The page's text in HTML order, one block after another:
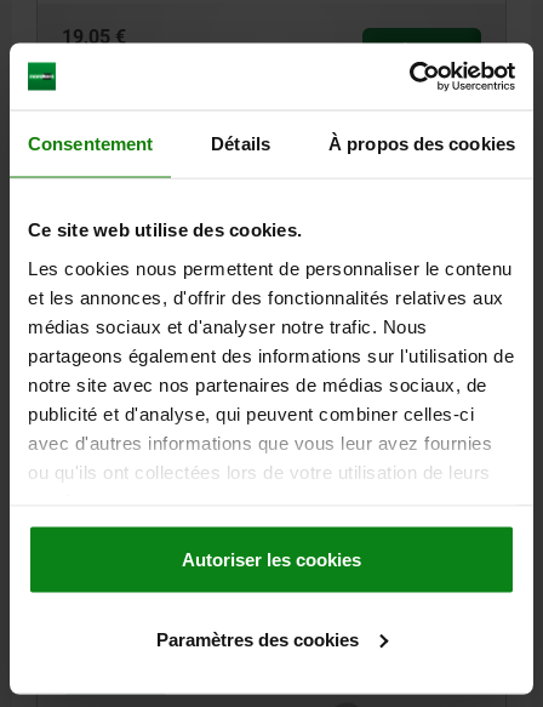
Consentement Détails À propos des cookies
Ce site web utilise des cookies.
Les cookies nous permettent de personnaliser le contenu
et les annonces, d'offrir des fonctionnalités relatives aux
médias sociaux et d'analyser notre trafic. Nous
partageons également des informations sur l'utilisation de
notre site avec nos partenaires de médias sociaux, de
publicité et d'analyse, qui peuvent combiner celles-ci
avec d'autres informations que vous leur avez fournies
ou qu'ils ont collectées lors de votre utilisation de leurs
Autoriser les cookies
Paramètres des cookies
19,05 €
06651 inch
POIGNÉE PAPILLON D=5/16-18 A=75 H=35 ACIER
INOX. 1.4308 POLI
FILETAGE (INCH)=5/16-18
HAUTEUR=35
COLORIS DU CORPS DE BASE=POLI
LONGUEUR DE POIGNÉE=75
LARGEUR=3,4
D2=21 H1=16,5 PROFONDEUR DE FILETAGE=14
hors TVA